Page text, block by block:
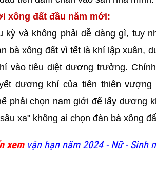
xông đất đầu năm mới:
kỳ và không phải dễ dàng gì, tuy
bà xông đất vì tết là khí lập xuân,
vào tiêu diệt dương trưởng.
dương khí của tiên thiên
phải chọn nam giới để lấy dương
xa" không ai chọn đàn bà xông
xemvận hạn năm 2024 - Nữ - Sinh